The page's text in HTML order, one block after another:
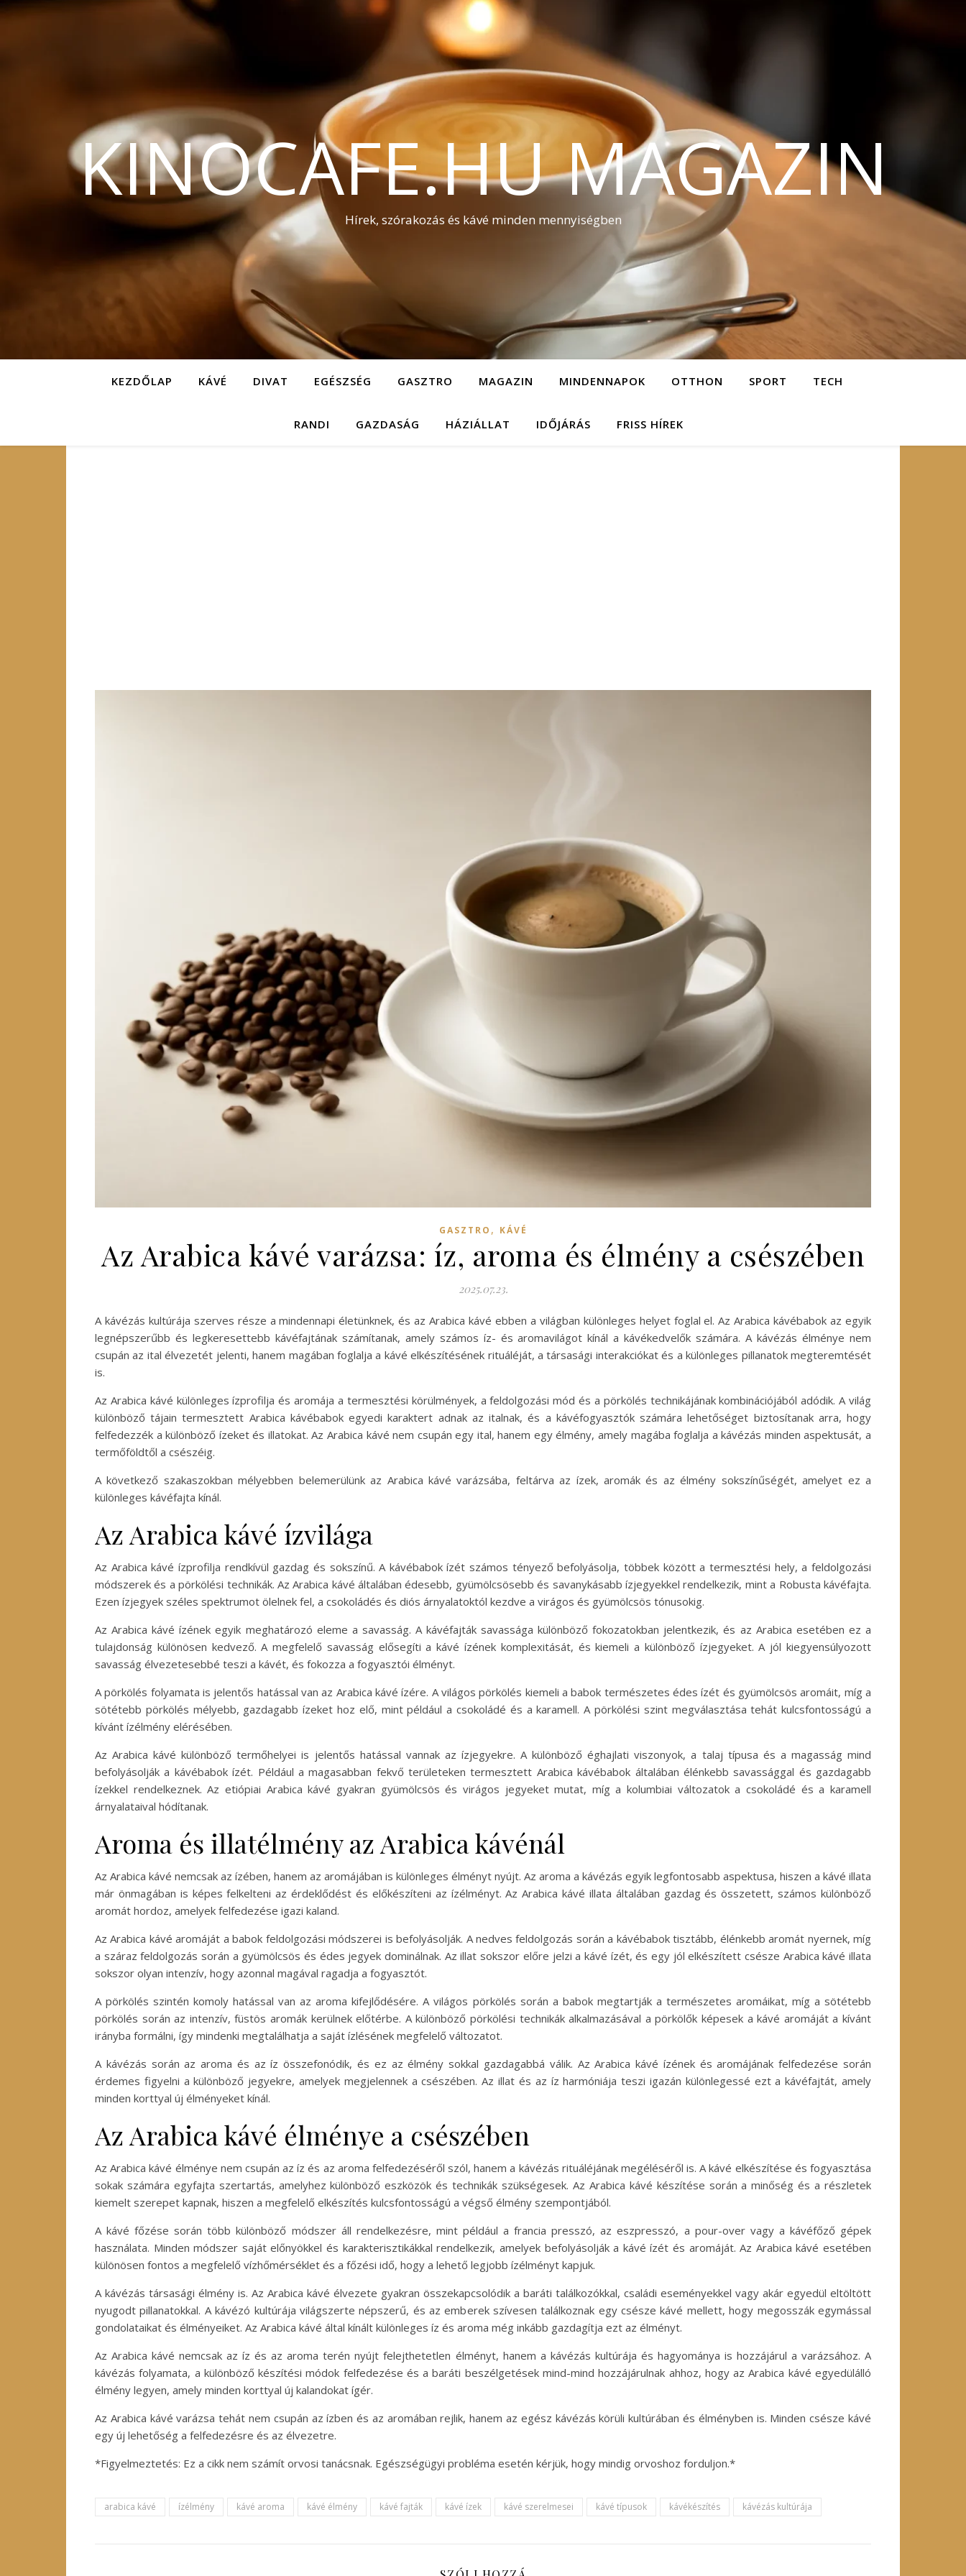
KINOCAFE.HU MAGAZIN
Hírek, szórakozás és kávé minden mennyiségben
KEZDŐLAP KÁVÉ DIVAT EGÉSZSÉG GASZTRO MAGAZIN MINDENNAPOK OTTHON SPORT TECH
RANDI GAZDASÁG HÁZIÁLLAT IDŐJÁRÁS FRISS HÍREK
GASZTRO , KÁVÉ
Az Arabica kávé varázsa: íz, aroma és élmény a csészében
2025.07.23.
A kávézás kultúrája szerves része a mindennapi életünknek, és az Arabica kávé ebben a világban különleges helyet foglal el. Az Arabica kávébabok az egyik
legnépszerűbb és legkeresettebb kávéfajtának számítanak, amely számos íz- és aromavilágot kínál a kávékedvelők számára. A kávézás élménye nem
csupán az ital élvezetét jelenti, hanem magában foglalja a kávé elkészítésének rituáléját, a társasági interakciókat és a különleges pillanatok megteremtését
is.
Az Arabica kávé különleges ízprofilja és aromája a termesztési körülmények, a feldolgozási mód és a pörkölés technikájának kombinációjából adódik. A világ
különböző tájain termesztett Arabica kávébabok egyedi karaktert adnak az italnak, és a kávéfogyasztók számára lehetőséget biztosítanak arra, hogy
felfedezzék a különböző ízeket és illatokat. Az Arabica kávé nem csupán egy ital, hanem egy élmény, amely magába foglalja a kávézás minden aspektusát, a
termőföldtől a csészéig.
A következő szakaszokban mélyebben belemerülünk az Arabica kávé varázsába, feltárva az ízek, aromák és az élmény sokszínűségét, amelyet ez a
különleges kávéfajta kínál.
Az Arabica kávé ízvilága
Az Arabica kávé ízprofilja rendkívül gazdag és sokszínű. A kávébabok ízét számos tényező befolyásolja, többek között a termesztési hely, a feldolgozási
módszerek és a pörkölési technikák. Az Arabica kávé általában édesebb, gyümölcsösebb és savanykásabb ízjegyekkel rendelkezik, mint a Robusta kávéfajta.
Ezen ízjegyek széles spektrumot ölelnek fel, a csokoládés és diós árnyalatoktól kezdve a virágos és gyümölcsös tónusokig.
Az Arabica kávé ízének egyik meghatározó eleme a savasság. A kávéfajták savassága különböző fokozatokban jelentkezik, és az Arabica esetében ez a
tulajdonság különösen kedvező. A megfelelő savasság elősegíti a kávé ízének komplexitását, és kiemeli a különböző ízjegyeket. A jól kiegyensúlyozott
savasság élvezetesebbé teszi a kávét, és fokozza a fogyasztói élményt.
A pörkölés folyamata is jelentős hatással van az Arabica kávé ízére. A világos pörkölés kiemeli a babok természetes édes ízét és gyümölcsös aromáit, míg a
sötétebb pörkölés mélyebb, gazdagabb ízeket hoz elő, mint például a csokoládé és a karamell. A pörkölési szint megválasztása tehát kulcsfontosságú a
kívánt ízélmény elérésében.
Az Arabica kávé különböző termőhelyei is jelentős hatással vannak az ízjegyekre. A különböző éghajlati viszonyok, a talaj típusa és a magasság mind
befolyásolják a kávébabok ízét. Például a magasabban fekvő területeken termesztett Arabica kávébabok általában élénkebb savassággal és gazdagabb
ízekkel rendelkeznek. Az etiópiai Arabica kávé gyakran gyümölcsös és virágos jegyeket mutat, míg a kolumbiai változatok a csokoládé és a karamell
árnyalataival hódítanak.
Aroma és illatélmény az Arabica kávénál
Az Arabica kávé nemcsak az ízében, hanem az aromájában is különleges élményt nyújt. Az aroma a kávézás egyik legfontosabb aspektusa, hiszen a kávé illata
már önmagában is képes felkelteni az érdeklődést és előkészíteni az ízélményt. Az Arabica kávé illata általában gazdag és összetett, számos különböző
aromát hordoz, amelyek felfedezése igazi kaland.
Az Arabica kávé aromáját a babok feldolgozási módszerei is befolyásolják. A nedves feldolgozás során a kávébabok tisztább, élénkebb aromát nyernek, míg
a száraz feldolgozás során a gyümölcsös és édes jegyek dominálnak. Az illat sokszor előre jelzi a kávé ízét, és egy jól elkészített csésze Arabica kávé illata
sokszor olyan intenzív, hogy azonnal magával ragadja a fogyasztót.
A pörkölés szintén komoly hatással van az aroma kifejlődésére. A világos pörkölés során a babok megtartják a természetes aromáikat, míg a sötétebb
pörkölés során az intenzív, füstös aromák kerülnek előtérbe. A különböző pörkölési technikák alkalmazásával a pörkölők képesek a kávé aromáját a kívánt
irányba formálni, így mindenki megtalálhatja a saját ízlésének megfelelő változatot.
A kávézás során az aroma és az íz összefonódik, és ez az élmény sokkal gazdagabbá válik. Az Arabica kávé ízének és aromájának felfedezése során
érdemes figyelni a különböző jegyekre, amelyek megjelennek a csészében. Az illat és az íz harmóniája teszi igazán különlegessé ezt a kávéfajtát, amely
minden korttyal új élményeket kínál.
Az Arabica kávé élménye a csészében
Az Arabica kávé élménye nem csupán az íz és az aroma felfedezéséről szól, hanem a kávézás rituáléjának megéléséről is. A kávé elkészítése és fogyasztása
sokak számára egyfajta szertartás, amelyhez különböző eszközök és technikák szükségesek. Az Arabica kávé készítése során a minőség és a részletek
kiemelt szerepet kapnak, hiszen a megfelelő elkészítés kulcsfontosságú a végső élmény szempontjából.
A kávé főzése során több különböző módszer áll rendelkezésre, mint például a francia presszó, az eszpresszó, a pour-over vagy a kávéfőző gépek
használata. Minden módszer saját előnyökkel és karakterisztikákkal rendelkezik, amelyek befolyásolják a kávé ízét és aromáját. Az Arabica kávé esetében
különösen fontos a megfelelő vízhőmérséklet és a főzési idő, hogy a lehető legjobb ízélményt kapjuk.
A kávézás társasági élmény is. Az Arabica kávé élvezete gyakran összekapcsolódik a baráti találkozókkal, családi eseményekkel vagy akár egyedül eltöltött
nyugodt pillanatokkal. A kávézó kultúrája világszerte népszerű, és az emberek szívesen találkoznak egy csésze kávé mellett, hogy megosszák egymással
gondolataikat és élményeiket. Az Arabica kávé által kínált különleges íz és aroma még inkább gazdagítja ezt az élményt.
Az Arabica kávé nemcsak az íz és az aroma terén nyújt felejthetetlen élményt, hanem a kávézás kultúrája és hagyománya is hozzájárul a varázsához. A
kávézás folyamata, a különböző készítési módok felfedezése és a baráti beszélgetések mind-mind hozzájárulnak ahhoz, hogy az Arabica kávé egyedülálló
élmény legyen, amely minden korttyal új kalandokat ígér.
Az Arabica kávé varázsa tehát nem csupán az ízben és az aromában rejlik, hanem az egész kávézás körüli kultúrában és élményben is. Minden csésze kávé
egy új lehetőség a felfedezésre és az élvezetre.
*Figyelmeztetés: Ez a cikk nem számít orvosi tanácsnak. Egészségügyi probléma esetén kérjük, hogy mindig orvoshoz forduljon.*
arabica kávé ízélmény kávé aroma kávé élmény kávé fajták kávé ízek kávé szerelmesei kávé típusok kávékészítés kávézás kultúrája